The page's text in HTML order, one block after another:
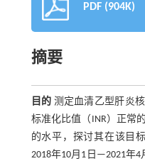
PDF (904K)
摘要
目的 测定血清乙型肝炎
标准化比值（INR）正常
的水平，探讨其在该目
2018年10月1日—2021年